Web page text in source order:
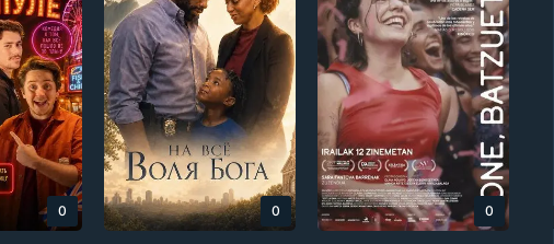
0 0 0